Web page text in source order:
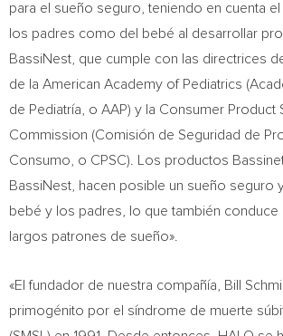
para el sueño seguro, teniendo en cuenta
los padres como del bebé al desarrollar
BassiNest, que cumple con las directrices
de la American Academy of Pediatrics
de Pediatría, o AAP) y la Consumer Product
Commission (Comisión de Seguridad de
Consumo, o CPSC). Los productos
BassiNest, hacen posible un sueño seguro
bebé y los padres, lo que también conduce
largos patrones de sueño».
«El fundador de nuestra compañía, Bill
primogénito por el síndrome de muerte